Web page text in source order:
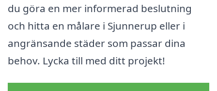
du göra en mer informerad beslutning
och hitta en målare i Sjunnerup eller i
angränsande städer som passar dina
behov. Lycka till med ditt projekt!